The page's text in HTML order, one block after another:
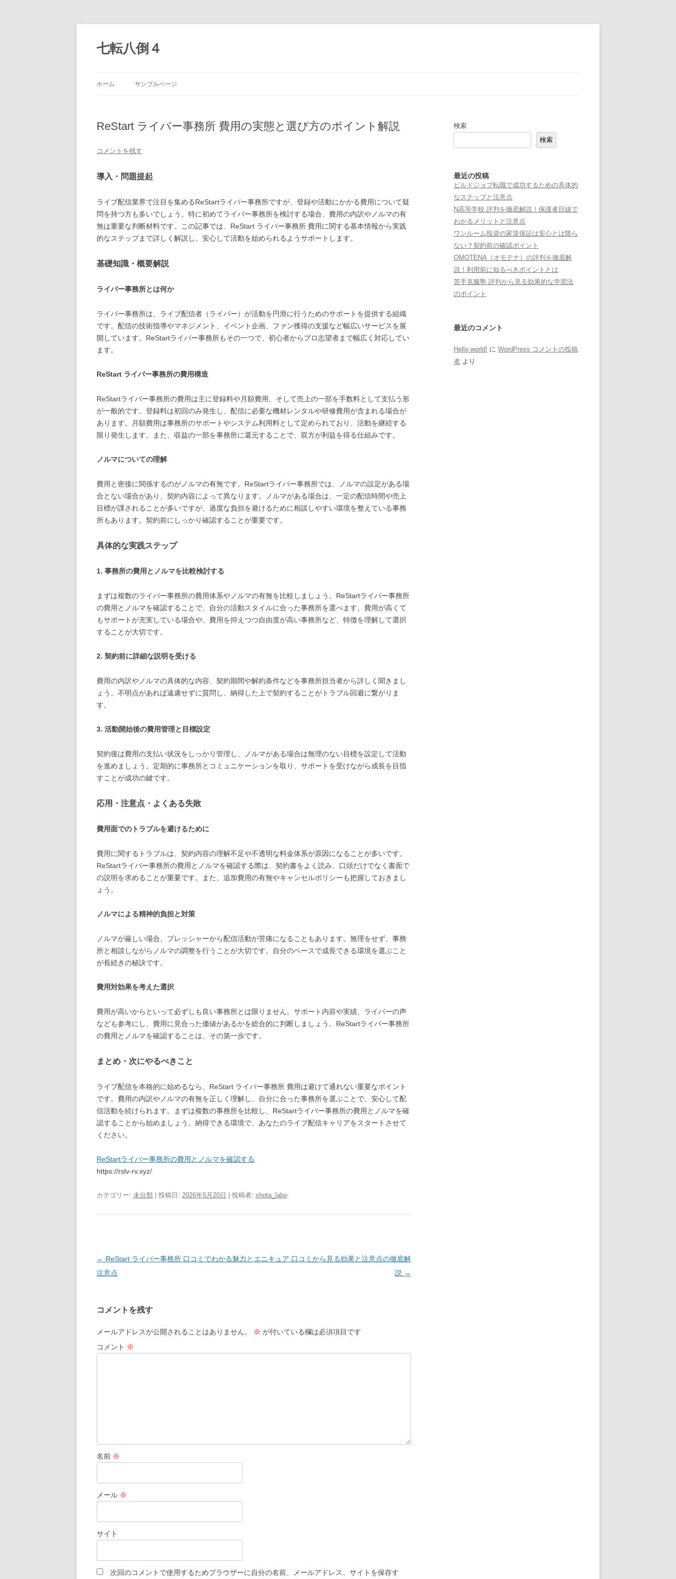
七転八倒４
キ
ッ
ホーム サンプルページ
ReStart ライバー事務所 費用の実態と選び方のポイント解説
コメントを残す
導入・問題提起
ライブ配信業界で注目を集めるReStartライバー事務所ですが、登録や活動にかかる費用について疑
問を持つ方も多いでしょう。特に初めてライバー事務所を検討する場合、費用の内訳やノルマの有
無は重要な判断材料です。この記事では、ReStart ライバー事務所 費用に関する基本情報から実践
的なステップまで詳しく解説し、安心して活動を始められるようサポートします。
基礎知識・概要解説
ライバー事務所とは何か
ライバー事務所は、ライブ配信者（ライバー）が活動を円滑に行うためのサポートを提供する組織
です。配信の技術指導やマネジメント、イベント企画、ファン獲得の支援など幅広いサービスを展
開しています。ReStartライバー事務所もその一つで、初心者からプロ志望者まで幅広く対応してい
ます。
ReStart ライバー事務所の費用構造
ReStartライバー事務所の費用は主に登録料や月額費用、そして売上の一部を手数料として支払う形
が一般的です。登録料は初回のみ発生し、配信に必要な機材レンタルや研修費用が含まれる場合が
あります。月額費用は事務所のサポートやシステム利用料として定められており、活動を継続する
限り発生します。また、収益の一部を事務所に還元することで、双方が利益を得る仕組みです。
ノルマについての理解
費用と密接に関係するのがノルマの有無です。ReStartライバー事務所では、ノルマの設定がある場
合とない場合があり、契約内容によって異なります。ノルマがある場合は、一定の配信時間や売上
目標が課されることが多いですが、過度な負担を避けるために相談しやすい環境を整えている事務
所もあります。契約前にしっかり確認することが重要です。
具体的な実践ステップ
1. 事務所の費用とノルマを比較検討する
まずは複数のライバー事務所の費用体系やノルマの有無を比較しましょう。ReStartライバー事務所
の費用とノルマを確認することで、自分の活動スタイルに合った事務所を選べます。費用が高くて
もサポートが充実している場合や、費用を抑えつつ自由度が高い事務所など、特徴を理解して選択
することが大切です。
2. 契約前に詳細な説明を受ける
費用の内訳やノルマの具体的な内容、契約期間や解約条件などを事務所担当者から詳しく聞きまし
ょう。不明点があれば遠慮せずに質問し、納得した上で契約することがトラブル回避に繋がりま
す。
3. 活動開始後の費用管理と目標設定
契約後は費用の支払い状況をしっかり管理し、ノルマがある場合は無理のない目標を設定して活動
を進めましょう。定期的に事務所とコミュニケーションを取り、サポートを受けながら成長を目指
すことが成功の鍵です。
応用・注意点・よくある失敗
費用面でのトラブルを避けるために
費用に関するトラブルは、契約内容の理解不足や不透明な料金体系が原因になることが多いです。
ReStartライバー事務所の費用とノルマを確認する際は、契約書をよく読み、口頭だけでなく書面で
の説明を求めることが重要です。また、追加費用の有無やキャンセルポリシーも把握しておきまし
ょう。
ノルマによる精神的負担と対策
ノルマが厳しい場合、プレッシャーから配信活動が苦痛になることもあります。無理をせず、事務
所と相談しながらノルマの調整を行うことが大切です。自分のペースで成長できる環境を選ぶこと
が長続きの秘訣です。
費用対効果を考えた選択
費用が高いからといって必ずしも良い事務所とは限りません。サポート内容や実績、ライバーの声
なども参考にし、費用に見合った価値があるかを総合的に判断しましょう。ReStartライバー事務所
の費用とノルマを確認することは、その第一歩です。
まとめ・次にやるべきこと
ライブ配信を本格的に始めるなら、ReStart ライバー事務所 費用は避けて通れない重要なポイント
です。費用の内訳やノルマの有無を正しく理解し、自分に合った事務所を選ぶことで、安心して配
信活動を続けられます。まずは複数の事務所を比較し、ReStartライバー事務所の費用とノルマを確
認することから始めましょう。納得できる環境で、あなたのライブ配信キャリアをスタートさせて
ください。
ReStartライバー事務所の費用とノルマを確認する
https://rslv-rv.xyz/
カテゴリー: 未分類 | 投稿日: 2026年5月20日 投稿者: shota_labo
投
稿
ゲ
ー
シ
← ReStart ライバー事務所 口コミでわかる魅力と
注意点
エニキュア 口コミから見る効果と注意点の徹底解
説 →
コメントを残す
メールアドレスが公開されることはありません。 ※ が付いている欄は必須項目です
コメント ※
名前 ※
メール ※
サイト
次回のコメントで使用するためブラウザーに自分の名前、メールアドレス、サイトを保存す
検索
検索
最近の投稿
ビルドジョブ転職で成功するための具体的
なステップと注意点
N高等学校 評判を徹底解説！保護者目線で
わかるメリットと注意点
ワンルーム投資の家賃保証は安心とは限ら
ない？契約前の確認ポイント
OMOTENA（オモテナ）の評判を徹底解
説！利用前に知るべきポイントとは
苦手克服塾 評判から見る効果的な学習法
のポイント
最近のコメント
Hello world! に WordPress コメントの投稿
者 より